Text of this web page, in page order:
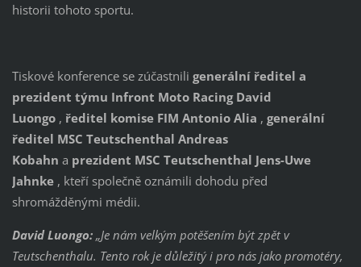
historii tohoto sportu.
Tiskové konference se zúčastnili generální ředitel a
prezident týmu Infront Moto Racing David
Luongo, ředitel komise FIM Antonio Alia , generální
ředitel MSC Teutschenthal Andreas
Kobahn a prezident MSC Teutschenthal Jens-Uwe
Jahnke, kteří společně oznámili dohodu před
shromážděnými médii.
David Luongo: „Je nám velkým potěšením být zpět v
Teutschenthalu. Tento rok je důležitý i pro nás jako promotéry,